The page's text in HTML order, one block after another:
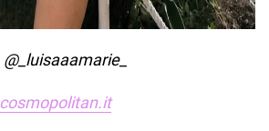
@_luisaaamarie_
cosmopolitan.it